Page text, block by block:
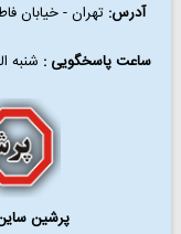
آدرس:
ساعت پاسخگویی :
پرشین